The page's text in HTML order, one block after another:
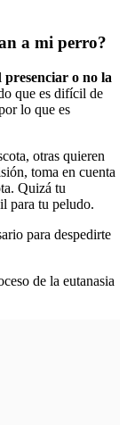
a mi perro?
presenciar o no la
que es difícil de
lo que es
otras quieren
toma en cuenta
Quizá tu
para tu peludo.
para despedirte
de la eutanasia